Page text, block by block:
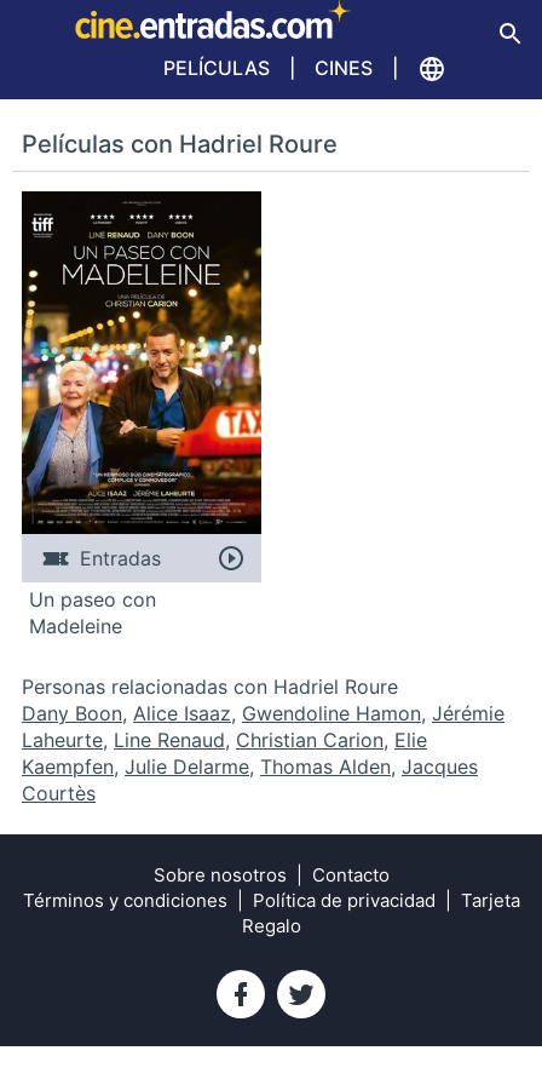
PELÍCULAS CINES
Películas con Hadriel Roure
Entradas
Un paseo con
Madeleine
Personas relacionadas con Hadriel Roure
Dany Boon, Alice Isaaz, Gwendoline Hamon, Jérémie
Laheurte, Line Renaud, Christian Carion, Elie
Kaempfen, Julie Delarme, Thomas Alden, Jacques
Courtès
Sobre nosotros
Contacto
Términos y condiciones
Política de privacidad
Tarjeta
Regalo